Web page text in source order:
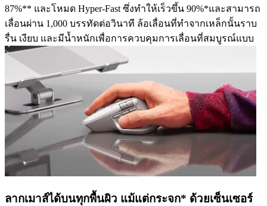
87%** และโหมด Hyper-Fast ซึ่งทำให้เร็วขึ้น 90%*และสามารถ
เลื่อนผ่าน 1,000 บรรทัดต่อวินาที ล้อเลื่อนที่ทำจากเหล็กนั้นราบ
รื่น เงียบ และมีน้ำหนักเพื่อการควบคุมการเลื่อนที่สมบูรณ์แบบ
ลากเมาส์ได้บนทุกพื้นผิว แม้แต่กระจก* ด้วยเซ็นเซอร์